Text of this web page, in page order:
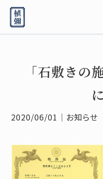
「石敷きの
2020/06/01 ｜ お知らせ